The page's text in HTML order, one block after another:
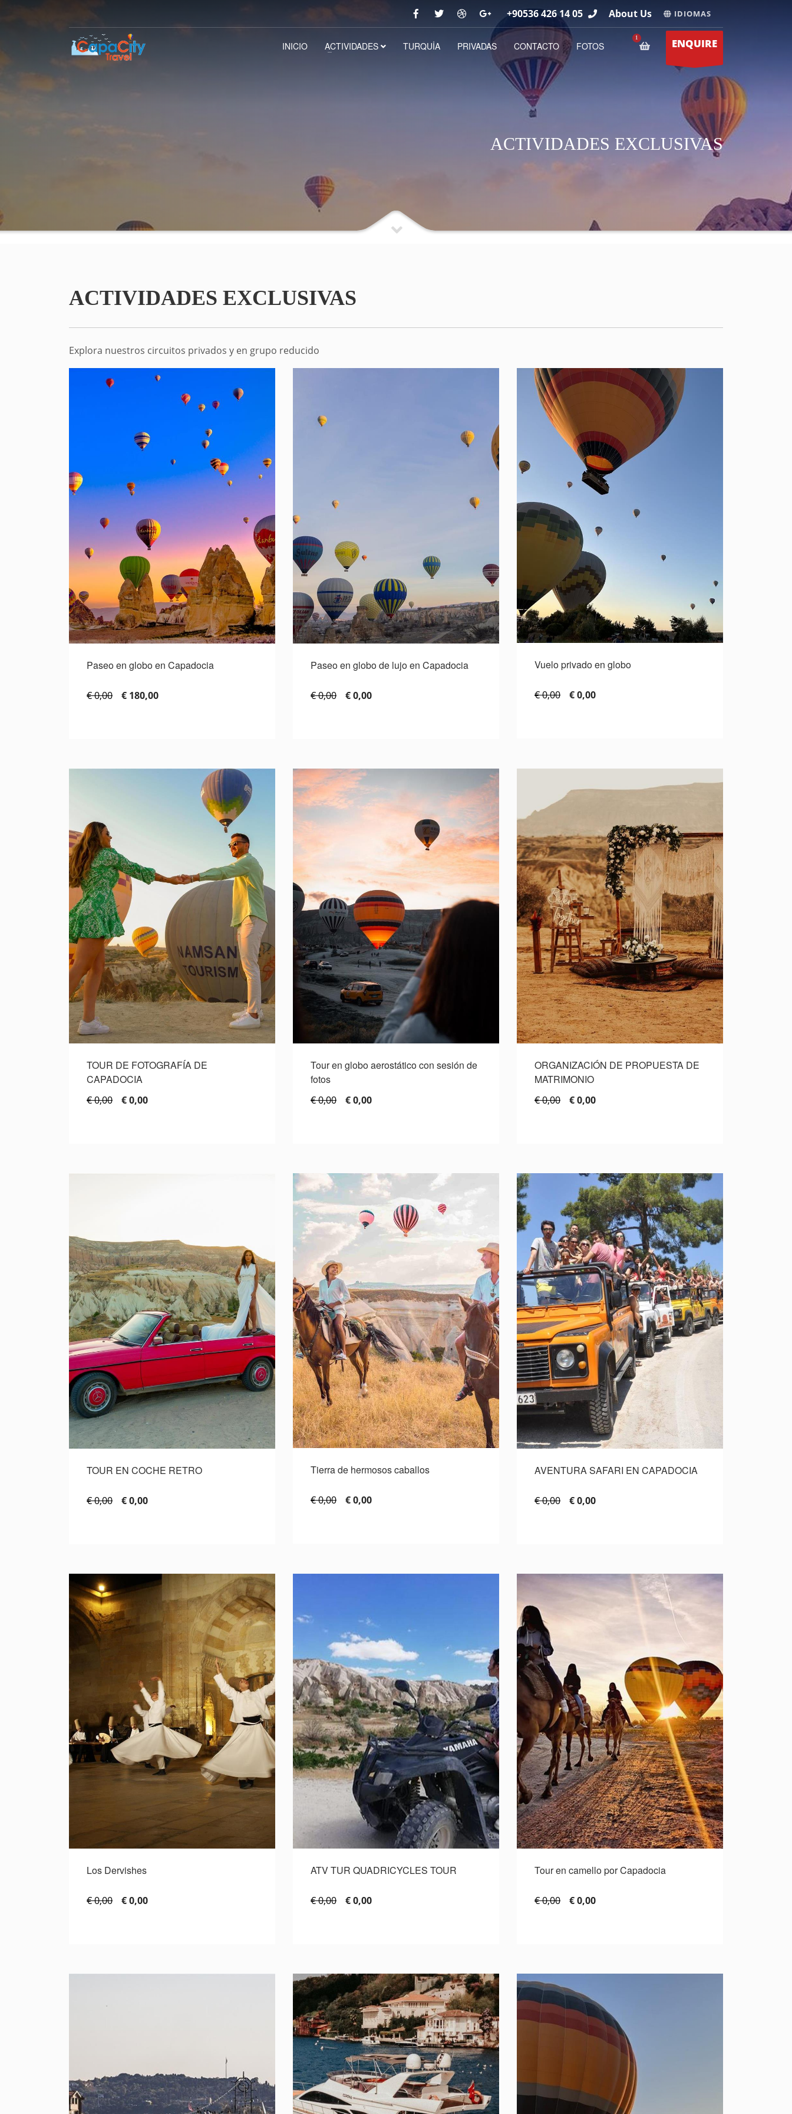
+90536 426 14 05 About Us IDIOMAS
INICIO ACTIVIDADES TURQUİA PRIVADAS CONTACTO FOTOS ENQUIRE
ACTIVIDADES EXCLUSIVAS
ACTIVIDADES EXCLUSIVAS
Explora nuestros circuitos privados y en grupo reducido
Paseo en globo en Capadocia
€ 0,00 € 180,00
Paseo en globo de lujo en Capadocia
€ 0,00 € 0,00
Vuelo privado en globo
€ 0,00 € 0,00
TOUR DE FOTOGRAFÍA DE
CAPADOCIA
€ 0,00 € 0,00
Tour en globo aerostático con sesión de
fotos
€ 0,00 € 0,00
ORGANIZACIÓN DE PROPUESTA DE
MATRIMONIO
€ 0,00 € 0,00
TOUR EN COCHE RETRO
€ 0,00 € 0,00
Tierra de hermosos caballos
€ 0,00 € 0,00
AVENTURA SAFARI EN CAPADOCIA ​
€ 0,00 € 0,00
Los Dervishes
€ 0,00 € 0,00
ATV TUR QUADRICYCLES TOUR
€ 0,00 € 0,00
Tour en camello por Capadocia
€ 0,00 € 0,00